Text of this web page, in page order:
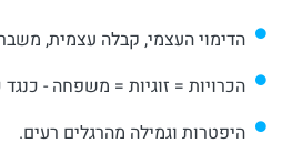
הדימוי העצמי, קבלה עצמית,
הכרויות = זוגיות = משפחה - כנגד
היפטרות וגמילה מהרגלים רעים.